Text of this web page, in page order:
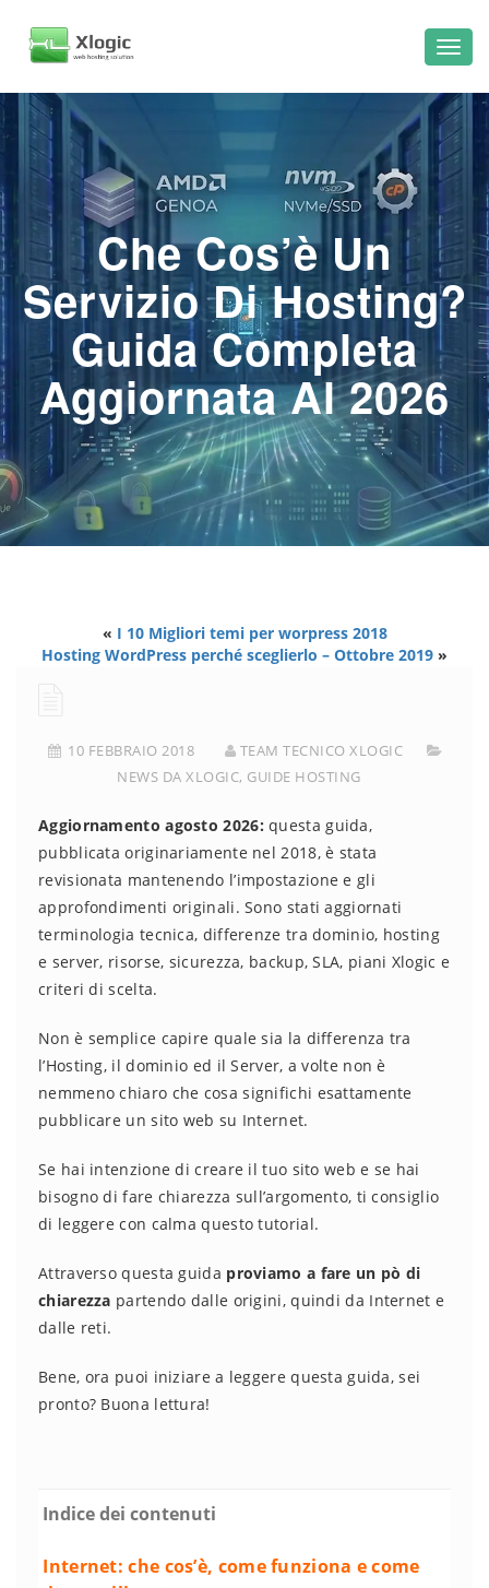
Che Cos’è Un
Servizio Di Hosting?
Guida Completa
Aggiornata Al 2026
« I 10 Migliori temi per worpress 2018
Hosting WordPress perché sceglierlo – Ottobre 2019 »
10 FEBBRAIO 2018
TEAM TECNICO XLOGIC
NEWS DA XLOGIC, GUIDE HOSTING
Aggiornamento agosto 2026: questa guida,
pubblicata originariamente nel 2018, è stata
revisionata mantenendo l’impostazione e gli
approfondimenti originali. Sono stati aggiornati
terminologia tecnica, differenze tra dominio, hosting
e server, risorse, sicurezza, backup, SLA, piani Xlogic e
criteri di scelta.
Non è semplice capire quale sia la differenza tra
l’Hosting, il dominio ed il Server, a volte non è
nemmeno chiaro che cosa significhi esattamente
pubblicare un sito web su Internet.
Se hai intenzione di creare il tuo sito web e se hai
bisogno di fare chiarezza sull’argomento, ti consiglio
di leggere con calma questo tutorial.
Attraverso questa guida proviamo a fare un pò di
chiarezza partendo dalle origini, quindi da Internet e
dalle reti.
Bene, ora puoi iniziare a leggere questa guida, sei
pronto? Buona lettura!
Indice dei contenuti
Internet: che cos’è, come funziona e come